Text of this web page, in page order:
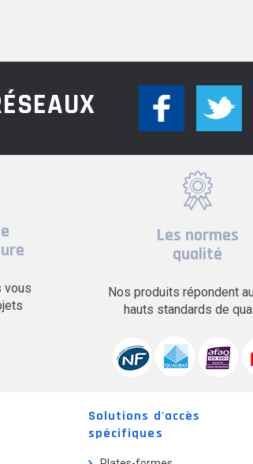
3,28m
3,28m
3,77m
3,77m
3,77m
vous
Les normes
qualité
Nos produits répondent
hauts standards de
Solutions d'accès
spécifiques